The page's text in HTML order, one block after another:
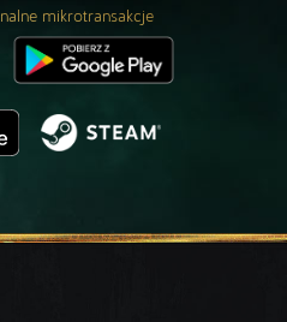
mikrotransakcje